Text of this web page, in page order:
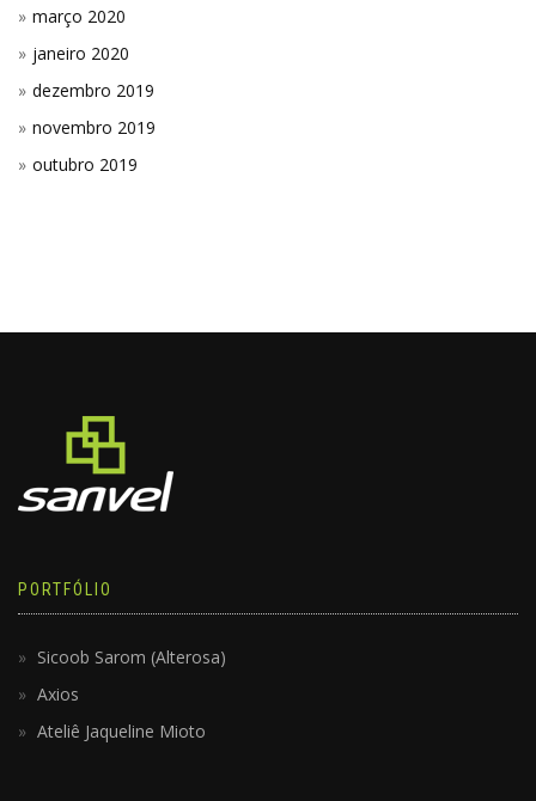
março 2020
janeiro 2020
dezembro 2019
novembro 2019
outubro 2019
PORTFÓLIO
Sicoob Sarom (Alterosa)
Axios
Ateliê Jaqueline Mioto